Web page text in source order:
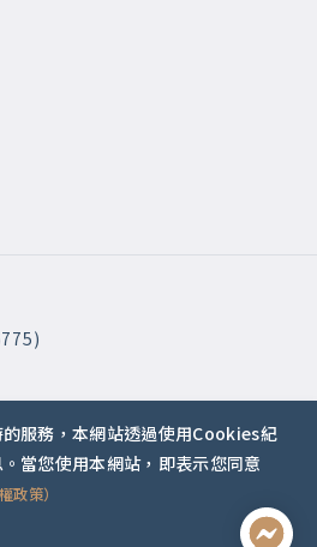
服務，本網站透過使用Cookies紀
當您使用本網站，即表示您同意
政策）